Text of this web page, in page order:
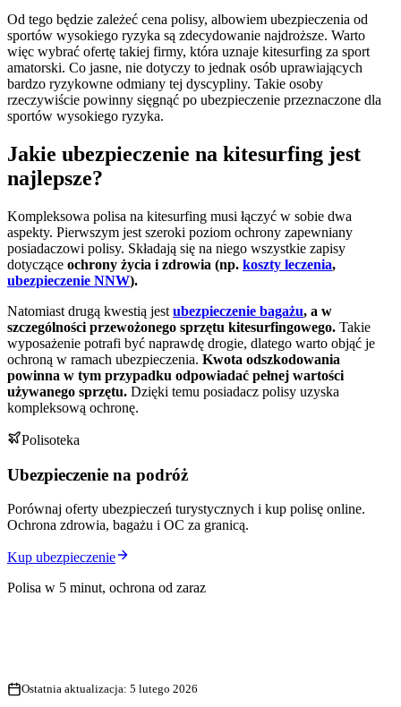
Od tego będzie zależeć cena polisy, albowiem ubezpieczenia od
sportów wysokiego ryzyka są zdecydowanie najdroższe. Warto
więc wybrać ofertę takiej firmy, która uznaje kitesurfing za sport
amatorski. Co jasne, nie dotyczy to jednak osób uprawiających
bardzo ryzykowne odmiany tej dyscypliny. Takie osoby
rzeczywiście powinny sięgnąć po ubezpieczenie przeznaczone dla
sportów wysokiego ryzyka.
Jakie ubezpieczenie na kitesurfing jest
najlepsze?
Kompleksowa polisa na kitesurfing musi łączyć w sobie dwa
aspekty. Pierwszym jest szeroki poziom ochrony zapewniany
posiadaczowi polisy. Składają się na niego wszystkie zapisy
dotyczące ochrony życia i zdrowia (np. koszty leczenia,
ubezpieczenie NNW).
Natomiast drugą kwestią jest ubezpieczenie bagażu, a w
szczególności przewożonego sprzętu kitesurfingowego. Takie
wyposażenie potrafi być naprawdę drogie, dlatego warto objąć je
ochroną w ramach ubezpieczenia. Kwota odszkodowania
powinna w tym przypadku odpowiadać pełnej wartości
używanego sprzętu. Dzięki temu posiadacz polisy uzyska
kompleksową ochronę.
Polisoteka
Ubezpieczenie na podróż
Porównaj oferty ubezpieczeń turystycznych i kup polisę online.
Ochrona zdrowia, bagażu i OC za granicą.
Kup ubezpieczenie
Polisa w 5 minut, ochrona od zaraz
Ostatnia aktualizacja: 5 lutego 2026